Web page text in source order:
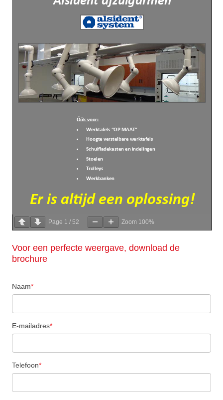
Page 1 / 52 Zoom 100%
Voor een perfecte weergave, download de
brochure
Naam*
E-mailadres*
Telefoon*